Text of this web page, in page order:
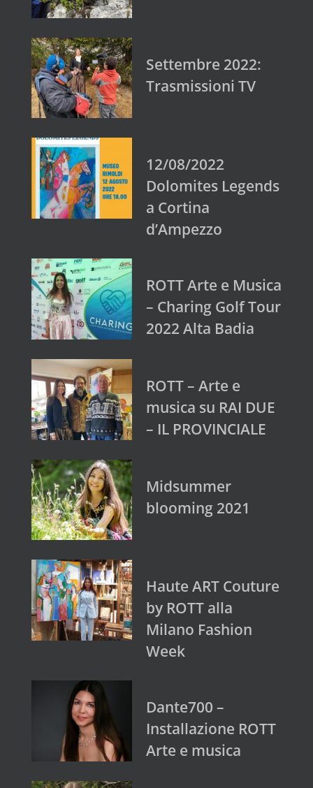
Settembre 2022:
Trasmissioni TV
12/08/2022
Dolomites Legends
a Cortina
d’Ampezzo
ROTT Arte e Musica
– Charing Golf Tour
2022 Alta Badia
ROTT – Arte e
musica su RAI DUE
– IL PROVINCIALE
Midsummer
blooming 2021
Haute ART Couture
by ROTT alla
Milano Fashion
Week
Dante700 –
Installazione ROTT
Arte e musica